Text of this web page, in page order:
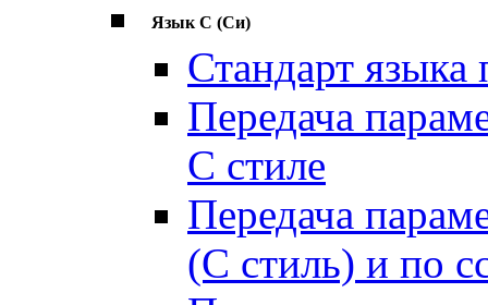
Язык C (Си)
Стандарт
Передача
C стиле
Передача
(C стиль) и по